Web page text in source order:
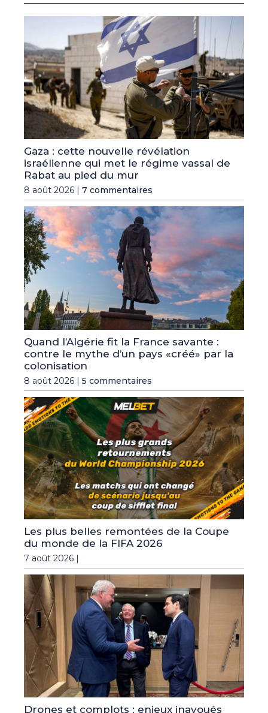
Gaza : cette nouvelle révélation
israélienne qui met le régime vassal de
Rabat au pied du mur
8 août 2026 | 7 commentaires
Quand l’Algérie fit la France savante :
contre le mythe d’un pays «créé» par la
colonisation
8 août 2026 | 5 commentaires
Les plus belles remontées de la Coupe
du monde de la FIFA 2026
7 août 2026 |
Drones et complots : enjeux inavoués